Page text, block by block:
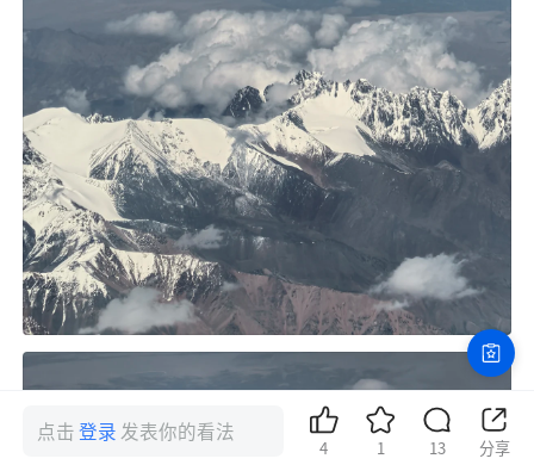
点击登录 发表你的看法
4 1 13 分享